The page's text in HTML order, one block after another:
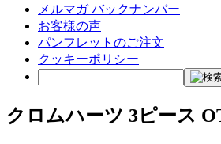
メルマガ バックナンバー
お客様の声
パンフレットのご注文
クッキーポリシー
クロムハーツ 3ピース